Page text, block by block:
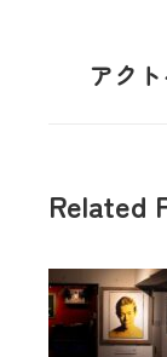
アク
Related